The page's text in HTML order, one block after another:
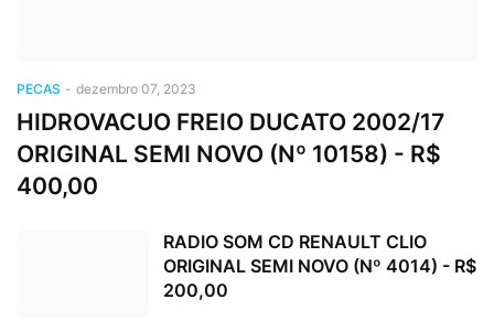
PECAS - dezembro 07, 2023
HIDROVACUO FREIO DUCATO 2002/17
ORIGINAL SEMI NOVO (Nº 10158) - R$
400,00
RADIO SOM CD RENAULT CLIO
ORIGINAL SEMI NOVO (Nº 4014) - R$
200,00